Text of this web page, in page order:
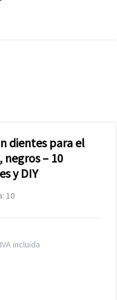
dientes para el
– 10
y DIY
10
IVA incluida